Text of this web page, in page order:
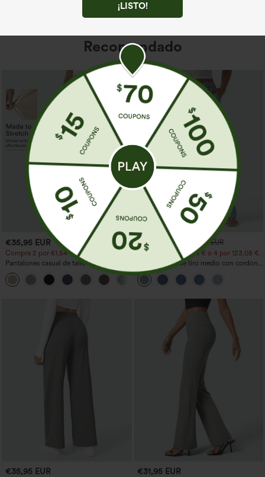
¡LISTO!
Recomendado
€35,95 EUR
Compra 2 por 61,54 € o 4 por 123,08 €.
Pantalones casual de talle alto y pierna
recta con tacto de lino y bolsillos
+5
€44,95 EUR
€49,95 EUR
Compra 2 por 61,54 € o 4 por 123,08 €.
Jeans casual de tiro medio con cordón y
bolsillos
€35,95 EUR €31,95 EUR